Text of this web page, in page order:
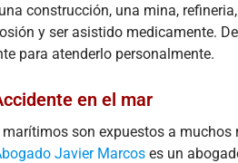
construcción, una mina,
y ser asistido medicamente.
para atenderlo personalmente.
en el mar
son expuestos a
Javier Marcos es un